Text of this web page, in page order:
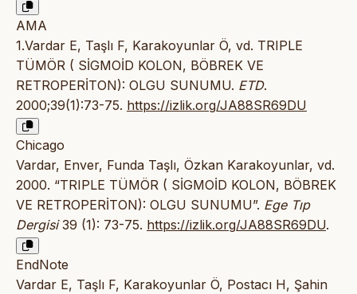
AMA
1.Vardar E, Taşlı F, Karakoyunlar Ö, vd. TRIPLE
TÜMÖR ( SİGMOİD KOLON, BÖBREK VE
RETROPERİTON): OLGU SUNUMU. ETD.
2000;39(1):73-75. https://izlik.org/JA88SR69DU
Chicago
Vardar, Enver, Funda Taşlı, Özkan Karakoyunlar, vd.
2000. “TRIPLE TÜMÖR ( SİGMOİD KOLON, BÖBREK
VE RETROPERİTON): OLGU SUNUMU”. Ege Tıp
Dergisi39 (1): 73-75. https://izlik.org/JA88SR69DU.
EndNote
Vardar E, Taşlı F, Karakoyunlar Ö, Postacı H, Şahin